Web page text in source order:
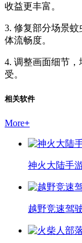
收益更丰富。
3. 修复部分场景
体流畅度。
4. 调整画面细节
受。
相关软件
More+
神火大陆手
越野竞速驾